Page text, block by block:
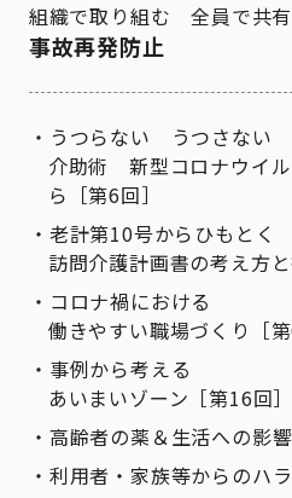
組織で取り組む 全員で共
事故再発防止
うつらない うつさない
介助術 新型コロナウイ
ら［第6回］
老計第10号からひもとく
訪問介護計画書の考え方と
コロナ禍における
働きやすい職場づくり［第
事例から考える
あいまいゾーン［第16回］
高齢者の薬＆生活への影響
利用者・家族等からのハ